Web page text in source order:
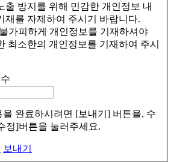
방지를 위해 민감한 개인정보 내
재를 자제하여 주시기 바랍니다.
가피하게 개인정보를 기재하셔야
최소한의 개인정보를 기재하여 주시
을 완료하시려면 [보내기] 버튼을, 수
정]버튼을 눌러주세요.
보내기